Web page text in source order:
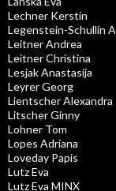
Lechner Kerstin
Legenstein-Schullin
Leitner Andrea
Leitner Christina
Lesjak Anastasija
Leyrer Georg
Lientscher Alexandra
Litscher Ginny
Lohner Tom
Lopes Adriana
Loveday Papis
Lutz Eva
Lutz Eva MINX